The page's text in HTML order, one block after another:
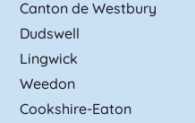
Canton de Westbury
Dudswell
Lingwick
Weedon
Cookshire-Eaton